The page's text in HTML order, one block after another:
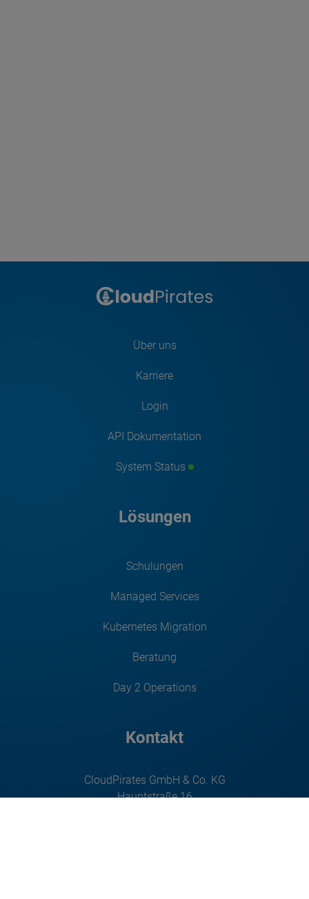
Über uns
Karriere
Login
API Dokumentation
System Status
Lösungen
Schulungen
Managed Services
Kubernetes Migration
Beratung
Day 2 Operations
Kontakt
CloudPirates GmbH & Co. KG
Hauptstraße 16